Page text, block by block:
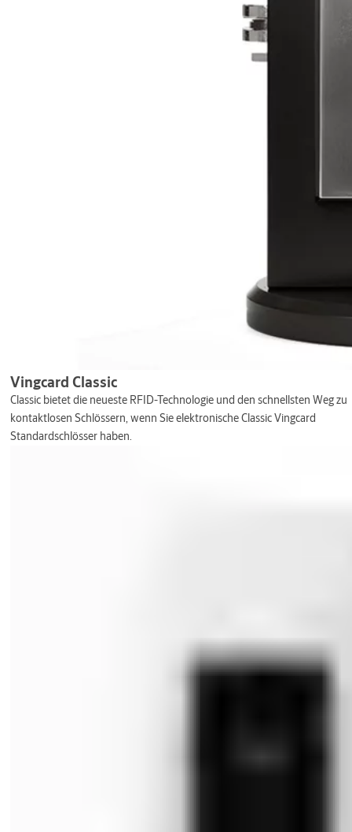
Vingcard Classic
Classic bietet die neueste RFID-Technologie und den schnellsten Weg zu
kontaktlosen Schlössern, wenn Sie elektronische Classic Vingcard
Standardschlösser haben.